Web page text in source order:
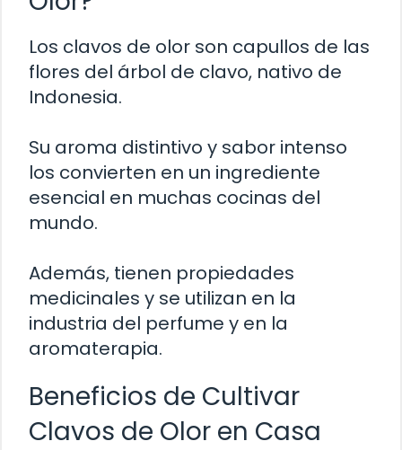
Los clavos de olor son capullos de las
flores del árbol de clavo, nativo de
Indonesia.
Su aroma distintivo y sabor intenso
los convierten en un ingrediente
esencial en muchas cocinas del
mundo.
Además, tienen propiedades
medicinales y se utilizan en la
industria del perfume y en la
aromaterapia.
Beneficios de Cultivar
Clavos de Olor en Casa